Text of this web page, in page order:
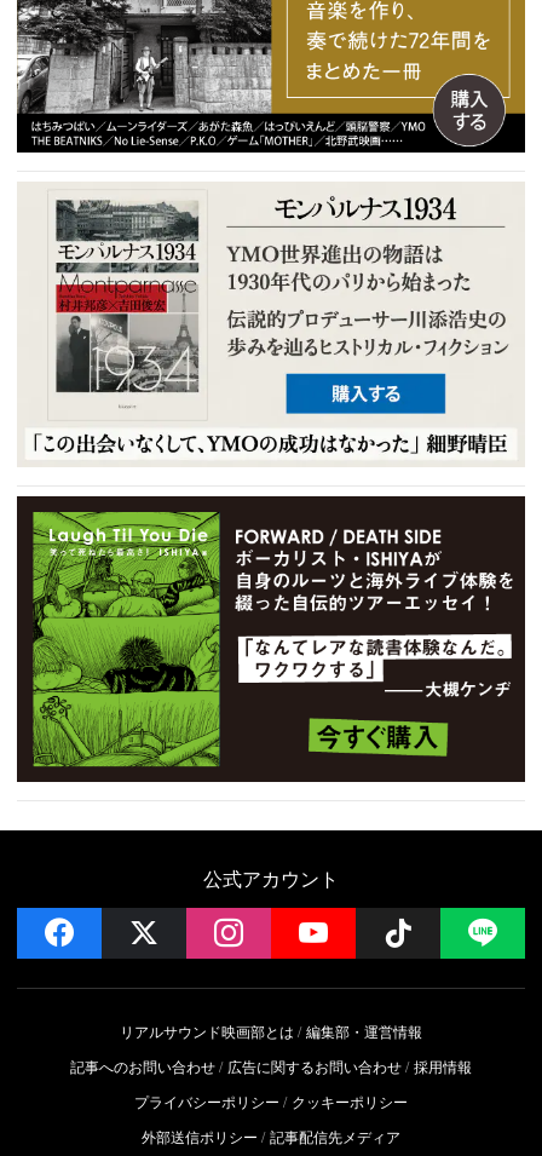
公式アカウント
facebook instagramYouTube Follow
リアルサウンド映画部とは
編集部・運営情報
記事へのお問い合わせ
広告に関するお問い合わせ 採用情報
プライバシーポリシー
クッキーポリシー
外部送信ポリシー
記事配信先メディア